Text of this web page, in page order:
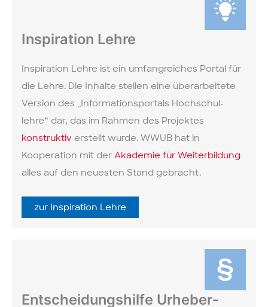
Inspiration Lehre
Inspiration Lehre ist ein umfang­reiches Portal für
die Lehre. Die Inhalte stellen eine über­arbeitete
Version des „Informations­portals Hochschul­
lehre“ dar, das im Rahmen des Projektes
konstruktiv erstellt wurde. WWUB hat in
Kooperation mit der Akademie für Weiterbildung
alles auf den neuesten Stand gebracht.
zur Inspiration Lehre
Ent­scheidungs­hilfe Urheber­